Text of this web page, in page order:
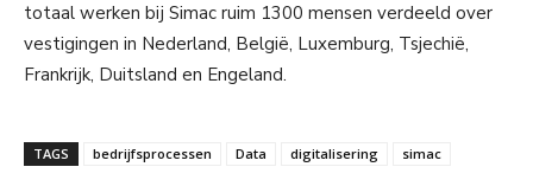
totaal werken bij Simac ruim 1300 mensen verdeeld over
vestigingen in Nederland, België, Luxemburg, Tsjechië,
Frankrijk, Duitsland en Engeland.
TAGS bedrijfsprocessen Data digitalisering simac